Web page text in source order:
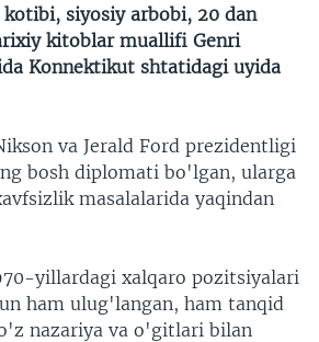
kotibi, siyosiy arbobi, 20 dan
kitoblar muallifi Genri
Konnektikut shtatidagi uyida
va Jerald Ford prezidentligi
bosh diplomati bo'lgan, ularga
masalalarida yaqindan
yillardagi xalqaro pozitsiyalari
ham ulug'langan, ham tanqid
nazariya va o'gitlari bilan